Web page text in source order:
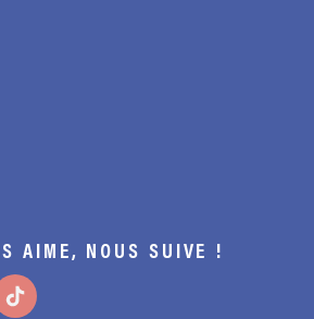
AIME, NOUS SUIVE !